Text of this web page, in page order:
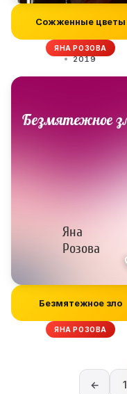
Сожженные цветы
ЯНА РОЗОВА
2019
Безмятежное зло
ЯНА РОЗОВА
← 1